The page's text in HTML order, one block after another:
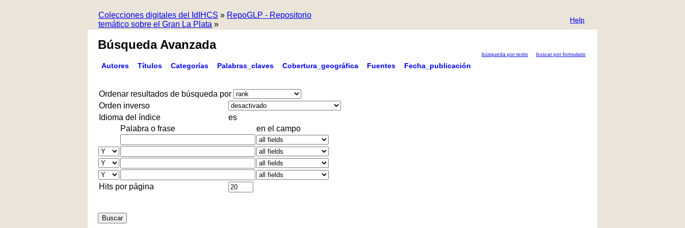
Colecciones digitales del IdIHCS » RepoGLP - Repositorio
temático sobre el Gran La Plata » Help
Búsqueda Avanzada
búsqueda por texto buscar por formulario
Autores Títulos Categorías Palabras_claves Cobertura_geográfica Fuentes Fecha_publicación
Ordenar resultados de búsqueda por
Orden inverso
Idioma del índice
es
Palabra o frase
en el campo
Hits por página